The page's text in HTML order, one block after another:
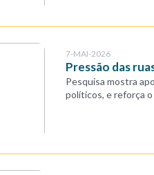
7-MAI-2026
Pressão das
Pesquisa mostra
políticos, e reforça